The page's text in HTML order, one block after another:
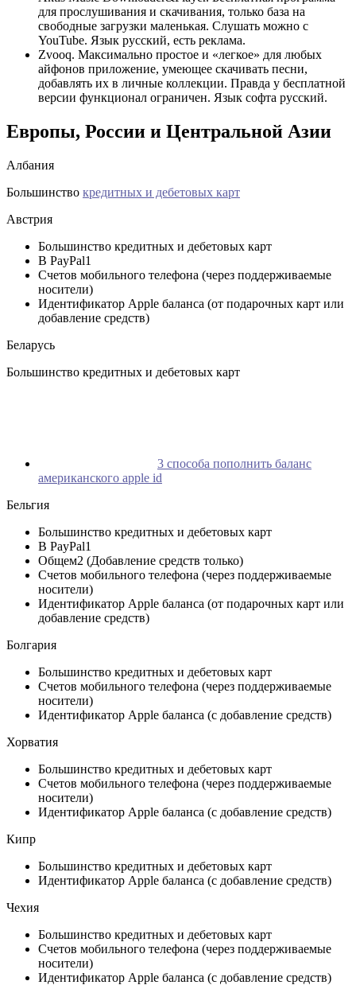
для прослушивания и скачивания, только база на
свободные загрузки маленькая. Слушать можно с
YouTube. Язык русский, есть реклама.
Zvooq. Максимально простое и «легкое» для любых
айфонов приложение, умеющее скачивать песни,
добавлять их в личные коллекции. Правда у бесплатной
версии функционал ограничен. Язык софта русский.
Европы, России и Центральной Азии
Албания
Большинство кредитных и дебетовых карт
Австрия
Большинство кредитных и дебетовых карт
В PayPal1
Счетов мобильного телефона (через поддерживаемые
носители)
Идентификатор Apple баланса (от подарочных карт или
добавление средств)
Беларусь
Большинство кредитных и дебетовых карт
3 способа пополнить баланс
американского apple id
Бельгия
Большинство кредитных и дебетовых карт
В PayPal1
Общем2 (Добавление средств только)
Счетов мобильного телефона (через поддерживаемые
носители)
Идентификатор Apple баланса (от подарочных карт или
добавление средств)
Болгария
Большинство кредитных и дебетовых карт
Счетов мобильного телефона (через поддерживаемые
носители)
Идентификатор Apple баланса (с добавление средств)
Хорватия
Большинство кредитных и дебетовых карт
Счетов мобильного телефона (через поддерживаемые
носители)
Идентификатор Apple баланса (с добавление средств)
Кипр
Большинство кредитных и дебетовых карт
Идентификатор Apple баланса (с добавление средств)
Чехия
Большинство кредитных и дебетовых карт
Счетов мобильного телефона (через поддерживаемые
носители)
Идентификатор Apple баланса (с добавление средств)